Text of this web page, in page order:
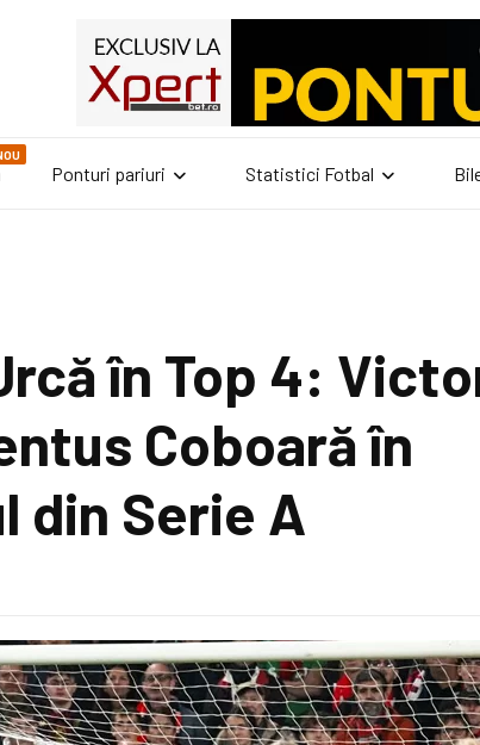
Ponturi pariuri Statistici Fotbal
în Top 4:
Coboară în
din Serie A